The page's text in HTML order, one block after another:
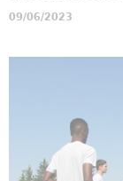
09/06/2023